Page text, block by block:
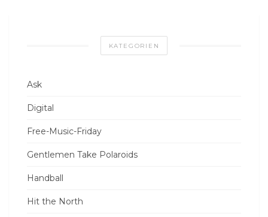
KATEGORIEN
Ask
Digital
Free-Music-Friday
Gentlemen Take Polaroids
Handball
Hit the North